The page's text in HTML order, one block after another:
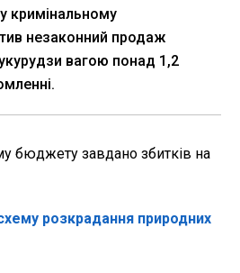
кримінальному
незаконний продаж
вагою понад 1,2
бюджету завдано збитків на
розкрадання природних